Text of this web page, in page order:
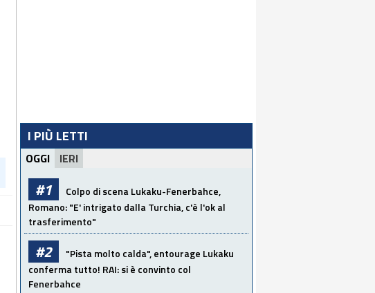
I PIÙ LETTI
OGGI IERI
#1
Colpo di scena Lukaku-Fenerbahce,
Romano: "E' intrigato dalla Turchia, c'è l'ok al
trasferimento"
#2
"Pista molto calda", entourage Lukaku
conferma tutto! RAI: si è convinto col
Fenerbahce